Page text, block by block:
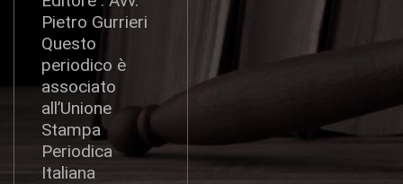
Pietro Gurrieri
Questo
periodico è
associato
all’Unione
Stampa
Periodica
Italiana